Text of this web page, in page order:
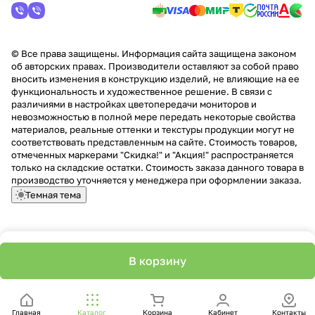
В корзину
Главная Каталог Корзина Кабинет Контакты
© Все права защищены. Информация сайта защищена законом
об авторских правах. Производители оставляют за собой право
вносить изменения в конструкцию изделий, не влияющие на ее
функциональность и художественное решение. В связи с
различиями в настройках цветопередачи мониторов и
невозможностью в полной мере передать некоторые свойства
материалов, реальные оттенки и текстуры продукции могут не
соответствовать представленным на сайте. Стоимость товаров,
отмеченных маркерами "Скидка!" и "Акция!" распространяется
только на складские остатки. Стоимость заказа данного товара в
производство уточняется у менеджера при оформлении заказа.
Темная тема